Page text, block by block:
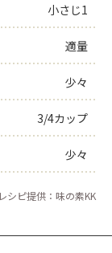
小さじ1
適量
少々
3/4カップ
少々
レシピ提供：味の素KK